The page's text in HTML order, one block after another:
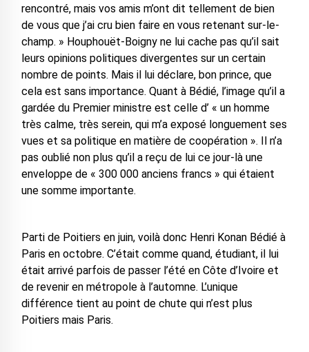
rencontré, mais vos amis m’ont dit tellement de bien
de vous que j’ai cru bien faire en vous retenant sur-le-
champ. » Houphouët-Boigny ne lui cache pas qu’il sait
leurs opinions politiques divergentes sur un certain
nombre de points. Mais il lui déclare, bon prince, que
cela est sans importance. Quant à Bédié, l’image qu’il a
gardée du Premier ministre est celle d’ « un homme
très calme, très serein, qui m’a exposé longuement ses
vues et sa politique en matière de coopération ». Il n’a
pas oublié non plus qu’il a reçu de lui ce jour-là une
enveloppe de « 300 000 anciens francs » qui étaient
une somme importante.
Parti de Poitiers en juin, voilà donc Henri Konan Bédié à
Paris en octobre. C’était comme quand, étudiant, il lui
était arrivé parfois de passer l’été en Côte d’Ivoire et
de revenir en métropole à l’automne. L’unique
différence tient au point de chute qui n’est plus
Poitiers mais Paris.